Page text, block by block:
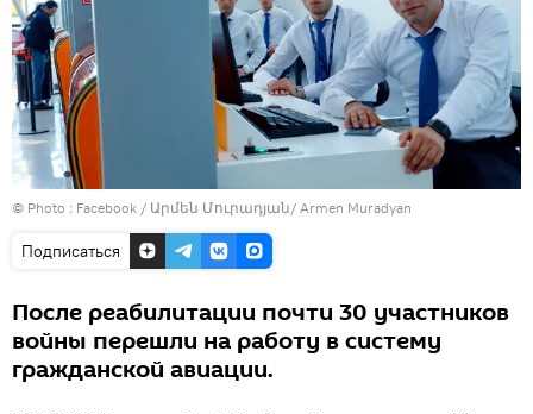
© Photo : Facebook / Արմեն Մուրադյան/ Armen Muradyan
Подписаться
После реабилитации почти 30 участников
войны перешли на работу в систему
гражданской авиации.